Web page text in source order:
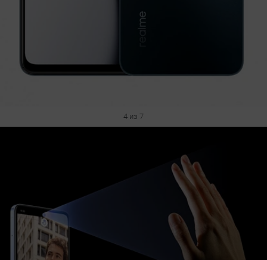
4 из 7